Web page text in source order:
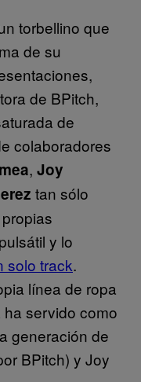
torbellino que
de su
de BPitch,
de
colaboradores
, Joy
tan sólo
y lo
solo track.
línea de ropa
servido como
generación de
BPitch) y Joy